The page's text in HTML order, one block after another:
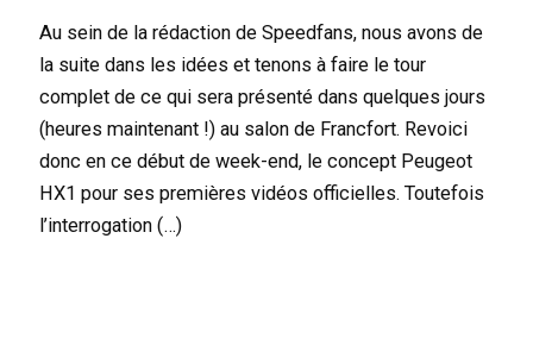
Au sein de la rédaction de Speedfans, nous avons de
la suite dans les idées et tenons à faire le tour
complet de ce qui sera présenté dans quelques jours
(heures maintenant !) au salon de Francfort. Revoici
donc en ce début de week-end, le concept Peugeot
HX1 pour ses premières vidéos officielles. Toutefois
l’interrogation (…)